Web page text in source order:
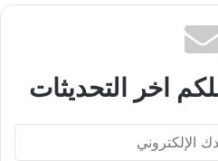
اخر التحديثات